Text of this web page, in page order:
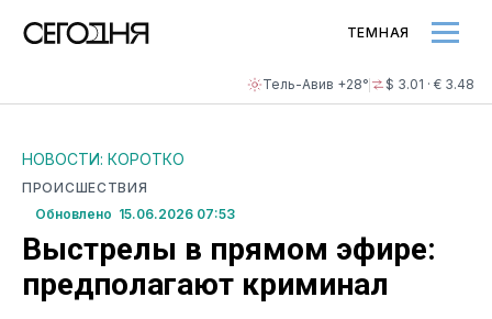
Тель-Авив +28° $ 3.01 · € 3.48
ТЕМНАЯ
НОВОСТИ: КОРОТКО
ПРОИСШЕСТВИЯ
Обновлено 15.06.2026 07:53
Выстрелы в прямом эфире:
предполагают криминал